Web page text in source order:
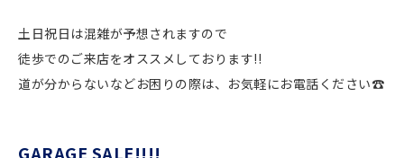
土日祝日は混雑が予想されますので
徒歩でのご来店をオススメしております!!
道が分からないなどお困りの際は、お気軽にお電話ください☎️
GARAGE SALE!!!!